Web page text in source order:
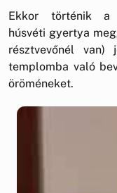
Ekkor történik
húsvéti gyertya
résztvevőnél
templomba való
öröméneket.